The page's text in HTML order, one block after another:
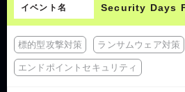
イベント名 Security Days
標的型攻撃対策 ランサムウェア対策
エンドポイントセキュリティ